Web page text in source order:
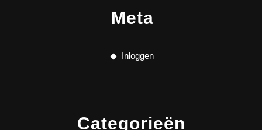
Meta
Inloggen
Categorieën